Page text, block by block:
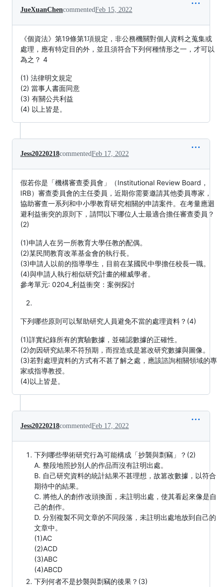
JueXuanChencommentedFeb 15, 2022
《個資法》第19條第1項規定，非公務機關對個人資料之蒐集或
處理，應有特定目的外，並且須符合下列何種情形之一，才可以
為之？ 4
(1) 法律明文規定
(2) 當事人書面同意
(3) 有關公共利益
(4) 以上皆是。
Jess20220218commentedFeb 17, 2022
假若你是「機構審查委員會」（Institutional Review Board，
IRB）審查委員會的主任委員，近期你需要邀請其他委員專家，
協助審查一系列和中小學教育研究相關的申請案件。在考量應迴
避利益衝突的原則下，請問以下哪位人士最適合擔任審查委員？
(2)
(1)申請人在另一所教育大學任教的配偶。
(2)某民間教育改革基金會的執行長。
(3)申請人以前的指導學生，目前在某國民中學擔任校長一職。
(4)與申請人執行相似研究計畫的權威學者。
參考單元: 0204_利益衝突：案例探討
下列哪些原則可以幫助研究人員避免不當的處理資料？(4)
(1)詳實紀錄所有的實驗數據，並確認數據的正確性。
(2)勿因研究結果不符預期，而捏造或是篡改研究數據與圖像。
(3)若對處理資料的方式有不甚了解之處，應該諮詢相關領域的專
家或指導教授。
(4)以上皆是。
Jess20220218commentedFeb 17, 2022
下列哪些學術研究行為可能構成「抄襲與剽竊」？(2)
A. 整段地照抄別人的作品而沒有註明出處。
B. 自己研究資料的統計結果不甚理想，故篡改數據，以符合
期待中的結果。
C. 將他人的創作改頭換面，未註明出處，使其看起來像是自
己的創作。
D. 分別複製不同文章的不同段落，未註明出處地放到自己的
文章中。
(1)AC
(2)ACD
(3)ABC
(4)ABCD
下列何者不是抄襲與剽竊的後果？(3)